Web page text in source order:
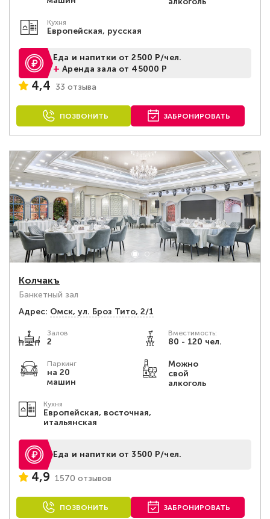
Кухня
Европейская, русская
Еда и напитки от 2500 Р/чел.
+Аренда зала от 45000 Р
4,4 33 отзыва
ПОЗВОНИТЬ ЗАБРОНИРОВАТЬ
Колчакъ
Банкетный зал
Адрес: Омск, ул. Броз Тито, 2/1
Залов
2
Вместимость:
80 - 120 чел.
Паркинг
на 20
машин
Можно
свой
алкоголь
Кухня
Европейская, восточная,
итальянская
Еда и напитки от 3500 Р/чел.
4,9 1570 отзывов
ПОЗВОНИТЬ ЗАБРОНИРОВАТЬ